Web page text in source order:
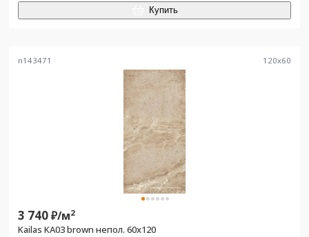
Купить
n143471 120x60
3 740₽/м2
Kailas KA03 brown непол. 60x120